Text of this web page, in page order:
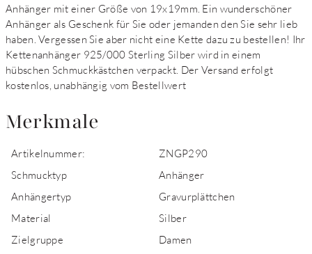
Anhänger mit einer Größe von 19x19mm. Ein wunderschöner
Anhänger als Geschenk für Sie oder jemanden den Sie sehr lieb
haben. Vergessen Sie aber nicht eine Kette dazu zu bestellen! Ihr
Kettenanhänger 925/000 Sterling Silber wird in einem
hübschen Schmuckkästchen verpackt. Der Versand erfolgt
kostenlos, unabhängig vom Bestellwert
Merkmale
Artikelnummer:
ZNGP290
Schmucktyp
Anhänger
Anhängertyp
Gravurplättchen
Material
Silber
Zielgruppe
Damen